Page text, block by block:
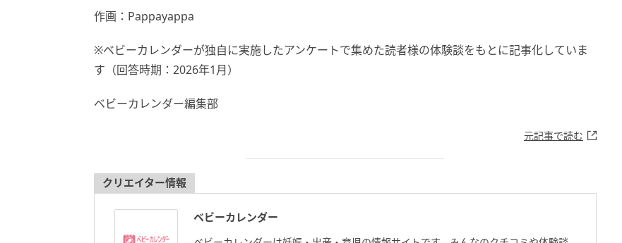
作画：Pappayappa
※ベビーカレンダーが独自に実施したアンケートで集めた読者様の体験談をもとに記事化していま
す（回答時期：2026年1月）
ベビーカレンダー編集部
元記事で読む
クリエイター情報
ベビーカレンダー